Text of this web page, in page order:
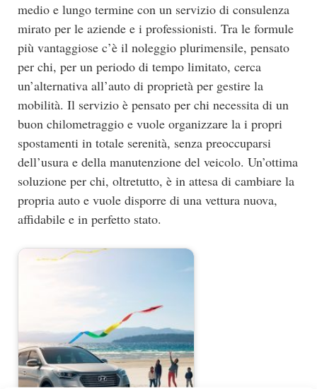
medio e lungo termine con un servizio di consulenza
mirato per le aziende e i professionisti. Tra le formule
più vantaggiose c’è il noleggio plurimensile, pensato
per chi, per un periodo di tempo limitato, cerca
un’alternativa all’auto di proprietà per gestire la
mobilità. Il servizio è pensato per chi necessita di un
buon chilometraggio e vuole organizzare la i propri
spostamenti in totale serenità, senza preoccuparsi
dell’usura e della manutenzione del veicolo. Un’ottima
soluzione per chi, oltretutto, è in attesa di cambiare la
propria auto e vuole disporre di una vettura nuova,
affidabile e in perfetto stato.